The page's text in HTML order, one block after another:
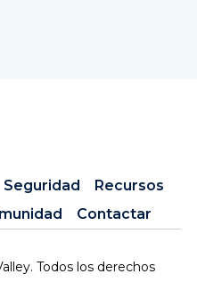
Seguridad
Recursos
Contactar
Todos los derechos